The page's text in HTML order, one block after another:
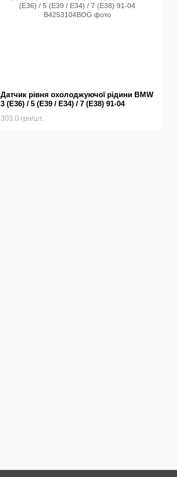
Датчик рівня охолоджуючої рідини BMW
3 (E36) / 5 (E39 / E34) / 7 (E38) 91-04
303.0 грн/шт.